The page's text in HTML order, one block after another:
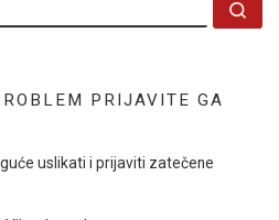
PRIJAVITE GA
uslikati i prijaviti zatečene